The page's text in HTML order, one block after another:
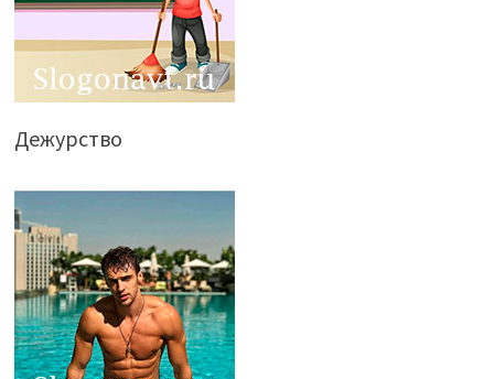
Дежурство